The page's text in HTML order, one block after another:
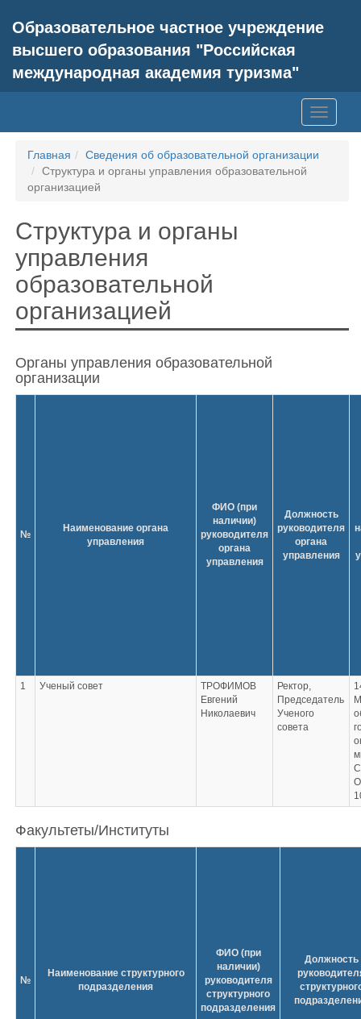
Образовательное частное учреждение
высшего образования "Российская
международная академия туризма"
Toggle
Главная
Сведения об образовательной организации
Структура и органы управления образовательной
организацией
Структура и органы
управления
образовательной
организацией
Органы управления образовательной
организации
№
Наименование органа
управления
ФИО (при
наличии)
руководителя
органа
управления
Должность
руководителя
органа
управления
1 Ученый совет
ТРОФИМОВ
Евгений
Николаевич
Ректор,
Председатель
Ученого
совета
Факультеты/Институты
№
Наименование структурного
подразделения
ФИО (при
наличии)
руководителя
структурного
подразделения
Должность